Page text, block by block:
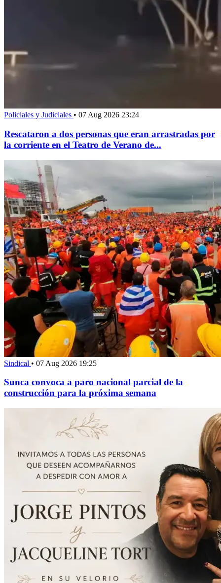
Policiales y Judiciales • 07 Aug 2026 23:24
Rescataron a dos personas que eran arrastradas por
la corriente en el Teatro de Verano de...
Sindical • 07 Aug 2026 19:25
Sunca convoca a paro nacional parcial de la
construcción para la próxima semana